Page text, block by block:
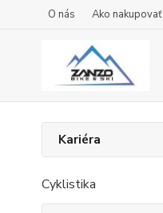
O nás Ako nakupovať
Kariéra
Cyklistika